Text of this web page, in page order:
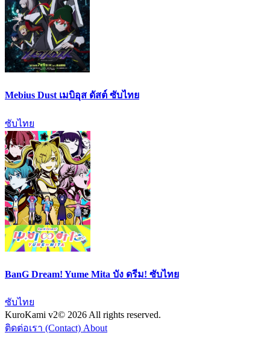
Mebius Dust เมบิอุส ดัสต์ ซับไทย
ซับไทย
BanG Dream! Yume Mita บัง ดรีม! ซับไทย
ซับไทย
KuroKami v2© 2026 All rights reserved.
ติดต่อเรา (Contact) About